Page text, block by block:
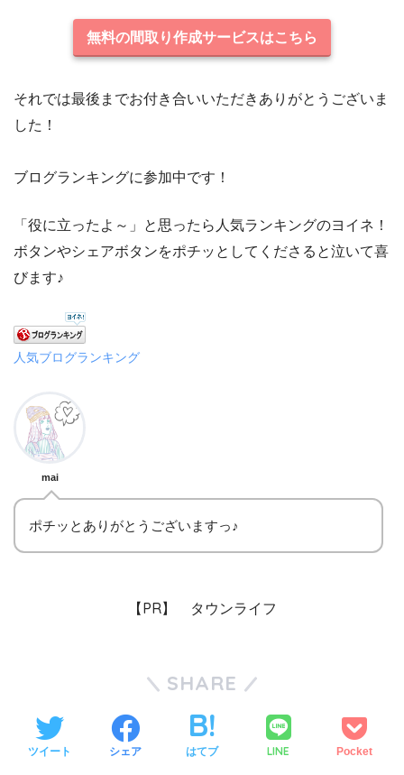
無料の間取り作成サービスはこちら
それでは最後までお付き合いいただきありがとうございま
した！
ブログランキングに参加中です！
「役に立ったよ～」と思ったら人気ランキングのヨイネ！
ボタンやシェアボタンをポチッとしてくださると泣いて喜
びます♪
人気ブログランキング
mai
ポチッとありがとうございますっ♪
【PR】 タウンライフ
SHARE
ツイート シェア はてブ LINE Pocket